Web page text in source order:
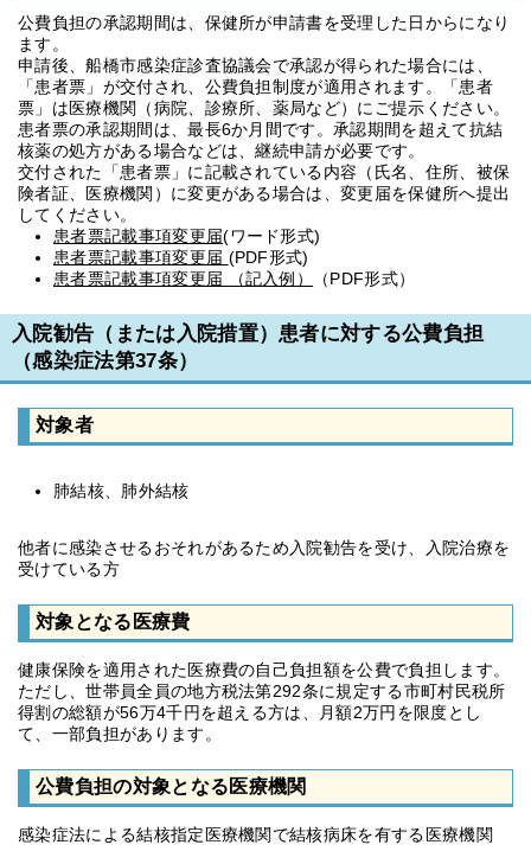
公費負担の承認期間は、保健所が申請書を受理した日からになり
ます。
申請後、船橋市感染症診査協議会で承認が得られた場合には、
「患者票」が交付され、公費負担制度が適用されます。「患者
票」は医療機関（病院、診療所、薬局など）にご提示ください。
患者票の承認期間は、最長6か月間です。承認期間を超えて抗結
核薬の処方がある場合などは、継続申請が必要です。
交付された「患者票」に記載されている内容（氏名、住所、被保
険者証、医療機関）に変更がある場合は、変更届を保健所へ提出
してください。
患者票記載事項変更届(ワード形式)
患者票記載事項変更届 (PDF形式)
患者票記載事項変更届 （記入例）
（PDF形式）
入院勧告（または入院措置）患者に対する公費負担
（感染症法第37条）
対象者
肺結核、肺外結核
他者に感染させるおそれがあるため入院勧告を受け、入院治療を
受けている方
対象となる医療費
健康保険を適用された医療費の自己負担額を公費で負担します。
ただし、世帯員全員の地方税法第292条に規定する市町村民税所
得割の総額が56万4千円を超える方は、月額2万円を限度とし
て、一部負担があります。
公費負担の対象となる医療機関
感染症法による結核指定医療機関で結核病床を有する医療機関